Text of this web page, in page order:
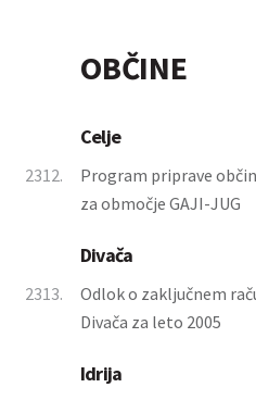
OBČINE
Celje
2312.
Program priprave
za območje GAJI-JUG
Divača
2313.
Odlok o zaključnem
Divača za leto 2005
Idrija